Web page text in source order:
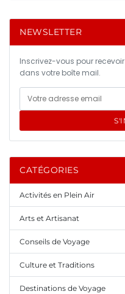
NEWSLETTER
Inscrivez-vous pour
dans votre boîte mail.
CATÉGORIES
Activités en Plein Air
Arts et Artisanat
Conseils de Voyage
Culture et Traditions
Destinations de Voyage